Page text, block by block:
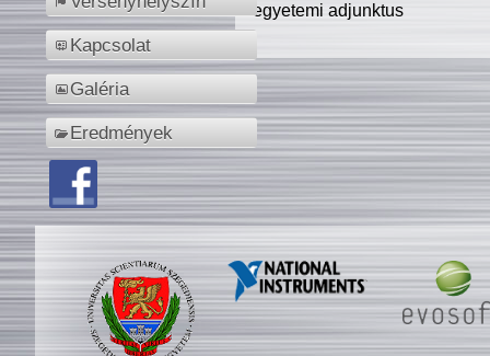
Kapcsolat
Galéria
Eredmények
egyetemi adjunktus